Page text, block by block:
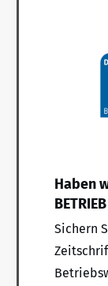
Haben
Sichern